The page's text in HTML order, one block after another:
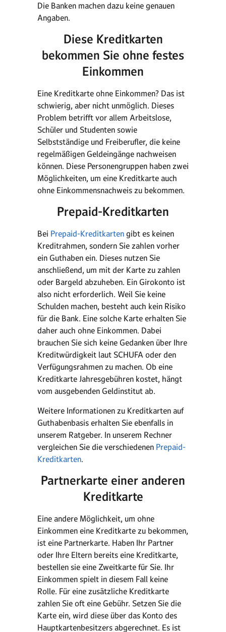
Die Banken machen dazu keine genauen
Angaben.
Diese Kreditkarten
bekommen Sie ohne festes
Einkommen
Eine Kreditkarte ohne Einkommen? Das ist
schwierig, aber nicht unmöglich. Dieses
Problem betrifft vor allem Arbeitslose,
Schüler und Studenten sowie
Selbstständige und Freiberufler, die keine
regelmäßigen Geldeingänge nachweisen
können. Diese Personengruppen haben zwei
Möglichkeiten, um eine Kreditkarte auch
ohne Einkommensnachweis zu bekommen.
Prepaid-Kreditkarten
Bei Prepaid-Kreditkarten gibt es keinen
Kreditrahmen, sondern Sie zahlen vorher
ein Guthaben ein. Dieses nutzen Sie
anschließend, um mit der Karte zu zahlen
oder Bargeld abzuheben. Ein Girokonto ist
also nicht erforderlich. Weil Sie keine
Schulden machen, besteht auch kein Risiko
für die Bank. Eine solche Karte erhalten Sie
daher auch ohne Einkommen. Dabei
brauchen Sie sich keine Gedanken über Ihre
Kreditwürdigkeit laut SCHUFA oder den
Verfügungsrahmen zu machen. Ob eine
Kreditkarte Jahresgebühren kostet, hängt
vom ausgebenden Geldinstitut ab.
Weitere Informationen zu Kreditkarten auf
Guthabenbasis erhalten Sie ebenfalls in
unserem Ratgeber. In unserem Rechner
vergleichen Sie die verschiedenen Prepaid-
Kreditkarten.
Partnerkarte einer anderen
Kreditkarte
Eine andere Möglichkeit, um ohne
Einkommen eine Kreditkarte zu bekommen,
ist eine Partnerkarte. Haben Ihr Partner
oder Ihre Eltern bereits eine Kreditkarte,
bestellen sie eine Zweitkarte für Sie. Ihr
Einkommen spielt in diesem Fall keine
Rolle. Für eine zusätzliche Kreditkarte
zahlen Sie oft eine Gebühr. Setzen Sie die
Karte ein, wird diese über das Konto des
Hauptkartenbesitzers abgerechnet. Es ist